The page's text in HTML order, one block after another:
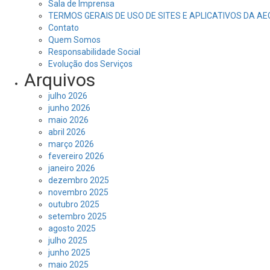
Sala de Imprensa
TERMOS GERAIS DE USO DE SITES E APLICATIVOS DA
Contato
Quem Somos
Responsabilidade Social
Evolução dos Serviços
Arquivos
julho 2026
junho 2026
maio 2026
abril 2026
março 2026
fevereiro 2026
janeiro 2026
dezembro 2025
novembro 2025
outubro 2025
setembro 2025
agosto 2025
julho 2025
junho 2025
maio 2025